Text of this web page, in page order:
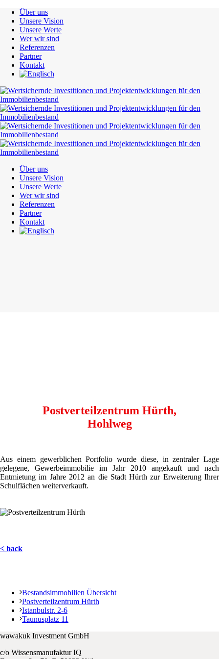
Über uns
Unsere Vision
Unsere Werte
Wer wir sind
Referenzen
Partner
Kontakt
Über uns
Unsere Vision
Unsere Werte
Wer wir sind
Referenzen
Partner
Kontakt
Postverteilzentrum Hürth,
Hohlweg
Aus einem gewerblichen Portfolio wurde diese, in zentraler Lage
gelegene, Gewerbeimmobilie im Jahr 2010 angekauft und nach
Entmietung im Jahre 2012 an die Stadt Hürth zur Erweiterung Ihrer
Schulflächen weiterverkauft.
< back
Bestandsimmobilien Übersicht
Postverteilzentrum Hürth
Istanbulstr. 2-6
Taunusplatz 11
wawakuk Investment GmbH
c/o Wissensmanufaktur IQ